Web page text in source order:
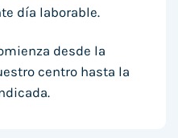
día laborable.
desde la
centro hasta la